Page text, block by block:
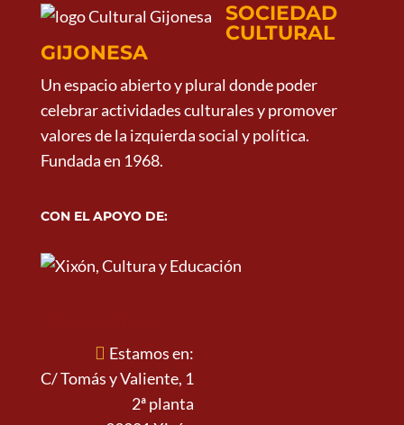
SOCIEDAD
CULTURAL
GIJONESA
Un espacio abierto y plural donde poder
celebrar actividades culturales y promover
valores de la izquierda social y política.
Fundada en 1968.
CON EL APOYO DE:
Estamos en:
C/ Tomás y Valiente, 1
2ª planta